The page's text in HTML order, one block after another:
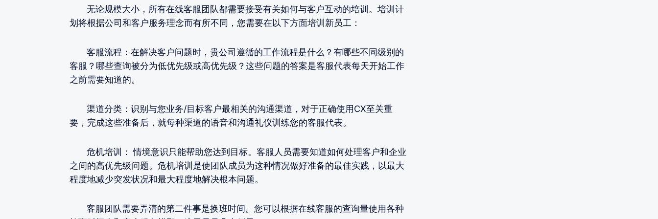
无论规模大小，所有在线客服团队都需要接受有关如何与客户互动的培训。培训计
划将根据公司和客户服务理念而有所不同，您需要在以下方面培训新员工：
客服流程：在解决客户问题时，贵公司遵循的工作流程是什么？有哪些不同级别的
客服？哪些查询被分为低优先级或高优先级？这些问题的答案是客服代表每天开始工作
之前需要知道的。
渠道分类：识别与您业务/目标客户最相关的沟通渠道，对于正确使用CX至关重
要，完成这些准备后，就每种渠道的语音和沟通礼仪训练您的客服代表。
危机培训： 情境意识只能帮助您达到目标。客服人员需要知道如何处理客户和企业
之间的高优先级问题。危机培训是使团队成员为这种情况做好准备的最佳实践，以最大
程度地减少突发状况和最大程度地解决根本问题。
客服团队需要弄清的第二件事是换班时间。您可以根据在线客服的查询量使用各种